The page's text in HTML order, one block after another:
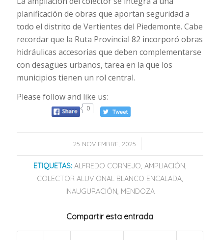
planificación de obras que aportan seguridad a
todo el distrito de Vertientes del Piedemonte. Cabe
recordar que la Ruta Provincial 82 incorporó obras
hidráulicas accesorias que deben complementarse
con desagües urbanos, tarea en la que los
municipios tienen un rol central.
Please follow and like us:
0
25 NOVIEMBRE, 2025
/
ETIQUETAS: ALFREDO CORNEJO, AMPLIACIÓN,
COLECTOR ALUVIONAL BLANCO ENCALADA,
INAUGURACIÓN, MENDOZA
Compartir esta entrada